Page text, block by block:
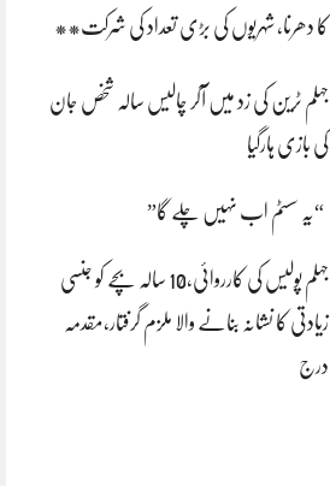
کا دھرنا، شہریوں کی بڑی تعداد کی شرکت**
جہلم ٹرین کی زد میں آکر چالیس سالہ شخص جان
کی بازی ہارگیا
“یہ سسٹم اب نہیں چلے گا”
جہلم پولیس کی کارروائی،10 سالہ بچے کو جنسی
زیادتی کا نشانہ بنانے والا ملزم گرفتار،مقدمہ
درج